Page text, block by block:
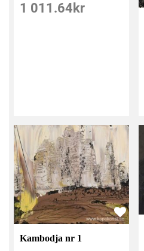
1 011.64 kr
Kambodja nr 1